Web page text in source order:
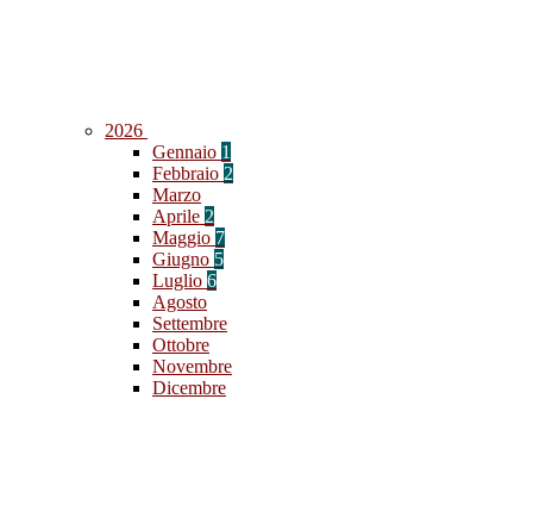
2026
Gennaio 1
Febbraio 2
Marzo
Aprile 2
Maggio 7
Giugno 5
Luglio 6
Agosto
Settembre
Ottobre
Novembre
Dicembre